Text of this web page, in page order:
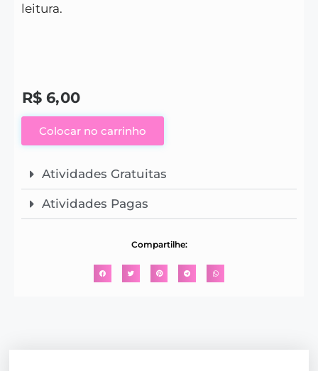
leitura.
R$ 6,00
Colocar no carrinho
Atividades Gratuitas
Atividades Pagas
Compartilhe: